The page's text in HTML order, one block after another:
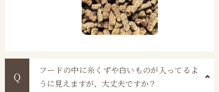
フードの中に糸くずや白いものが入ってるよ
うに見えますが、大丈夫ですか？